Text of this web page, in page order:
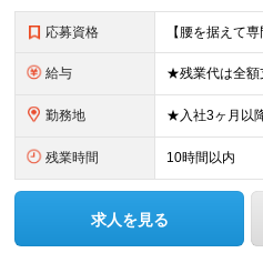
応募資格
給与
勤務地
残業時間 10時間以内
求人を見る